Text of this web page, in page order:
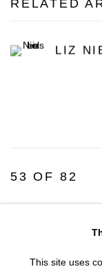
RELATED
LIZ
53OF 82
This site uses